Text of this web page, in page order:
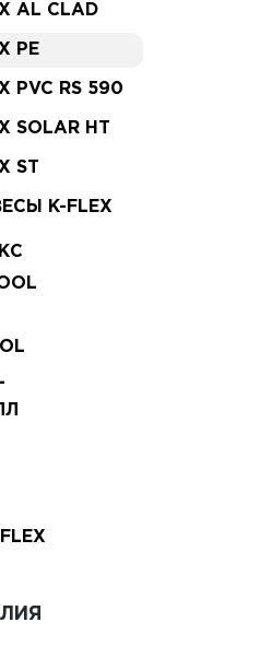
AL CLAD
PE
PVC RS 590
SOLAR HT
ST
K-FLEX